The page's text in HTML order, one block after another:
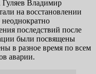
Владимир
на восстановлении
последствий после
были посвящены
в разное время по всем
аварии.